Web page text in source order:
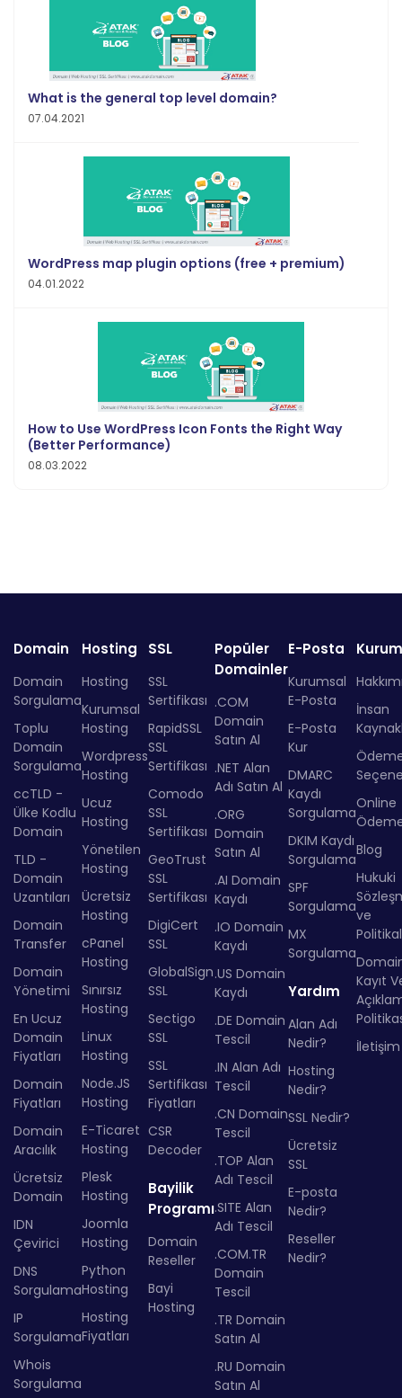
What is the general top level domain?
07.04.2021
WordPress map plugin options (free + premium)
04.01.2022
How to Use WordPress Icon Fonts the Right Way
(Better Performance)
08.03.2022
Domain
Domain
Sorgulama
Toplu
Domain
Sorgulama
ccTLD -
Ülke Kodlu
Domain
TLD -
Domain
Uzantıları
Domain
Transfer
Domain
Yönetimi
En Ucuz
Domain
Fiyatları
Domain
Fiyatları
Domain
Aracılık
Ücretsiz
Domain
IDN
Çevirici
DNS
Sorgulama
IP
Sorgulama
Whois
Sorgulama
Hosting
Hosting
Kurumsal
Hosting
Wordpress
Hosting
Ucuz
Hosting
Yönetilen
Hosting
Ücretsiz
Hosting
cPanel
Hosting
Sınırsız
Hosting
Linux
Hosting
Node.JS
Hosting
E-Ticaret
Hosting
Plesk
Hosting
Joomla
Hosting
Python
Hosting
Hosting
Fiyatları
SSL
SSL
Sertifikası
RapidSSL
SSL
Sertifikası
Comodo
SSL
Sertifikası
GeoTrust
SSL
Sertifikası
DigiCert
SSL
GlobalSign
SSL
Sectigo
SSL
SSL
Sertifikası
Fiyatları
CSR
Decoder
Bayilik
Programı
Domain
Reseller
Bayi
Hosting
Popüler
Domainler
.COM
Domain
Satın Al
.NET Alan
Adı Satın Al
.ORG
Domain
Satın Al
.AI Domain
Kaydı
.IO Domain
Kaydı
.US Domain
Kaydı
.DE Domain
Tescil
.IN Alan Adı
Tescil
.CN Domain
Tescil
.TOP Alan
Adı Tescil
.SITE Alan
Adı Tescil
.COM.TR
Domain
Tescil
.TR Domain
Satın Al
.RU Domain
Satın Al
E-Posta
Kurumsal
E-Posta
E-Posta
Kur
DMARC
Kaydı
Sorgulama
DKIM Kaydı
Sorgulama
SPF
Sorgulama
MX
Sorgulama
Yardım
Alan Adı
Nedir?
Hosting
Nedir?
SSL Nedir?
Ücretsiz
SSL
E-posta
Nedir?
Reseller
Nedir?
İnsan
Online
Blog
Hukuki
ve
Kayıt
İletişim